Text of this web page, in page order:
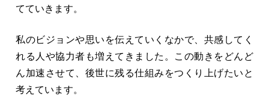
てていきます。
私のビジョンや思いを伝えていくなかで、共感してく
れる人や協力者も増えてきました。この動きをどんど
ん加速させて、後世に残る仕組みをつくり上げたいと
考えています。